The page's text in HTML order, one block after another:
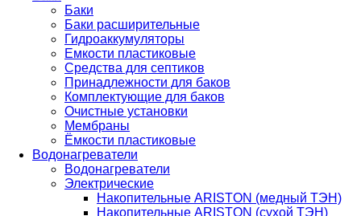
Баки
Баки расширительные
Гидроаккумуляторы
Емкости пластиковые
Средства для септиков
Принадлежности для баков
Комплектующие для баков
Очистные установки
Мембраны
Ёмкости пластиковые
Водонагреватели
Водонагреватели
Электрические
Накопительные ARISTON (медный ТЭН)
Накопительные ARISTON (сухой ТЭН)